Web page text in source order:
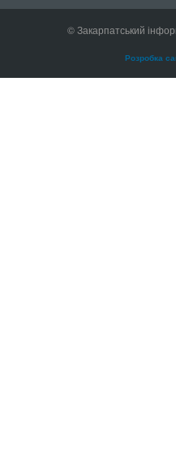
© Закарпатський
Розробка